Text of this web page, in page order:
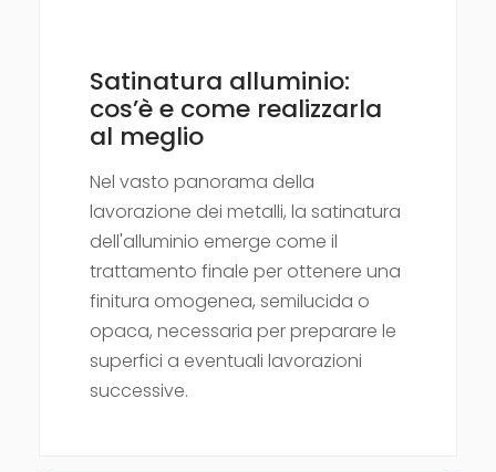
Satinatura alluminio:
cos’è e come realizzarla
al meglio
Nel vasto panorama della
lavorazione dei metalli, la satinatura
dell'alluminio emerge come il
trattamento finale per ottenere una
finitura omogenea, semilucida o
opaca, necessaria per preparare le
superfici a eventuali lavorazioni
successive.